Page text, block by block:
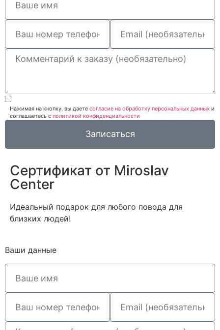
Нажимая на кнопку, вы даете согласие на обработку персональных данных и
соглашаетесь c политикой конфиденциальности
Записаться
Сертификат от Miroslav
Сenter
Идеальный подарок для любого повода для
близких людей!
Ваши данные